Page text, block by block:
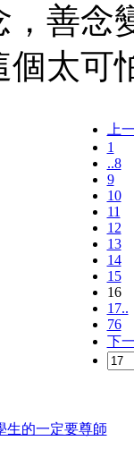
善念
個太可
上
1
..8
9
10
11
12
13
14
15
16
17..
76
下
生的一定要尊師